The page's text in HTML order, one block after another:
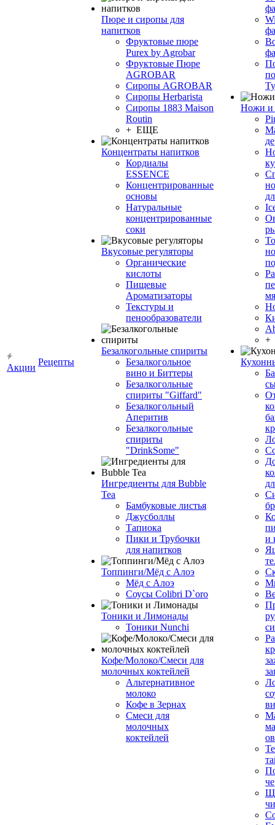
Акции
Рецепты
Пюре и сиропы для
напитков
Фруктовые пюре
Purex by Agrobar
Фруктовые Пюре
AGROBAR
Сиропы AGROBAR
Сиропы Herbarista
Сиропы 1883 Maison
Routin
+ ЕЩЕ
Концентраты напитков
Кордиалы
ESSENCE
Концентрированные
основы
Натуральные
концентрированные
соки
Вкусовые регуляторы
Органические
кислоты
Пищевые
Ароматизаторы
Текстуры и
пенообразователи
Безалкогольные спириты
Безалкогольное
вино и Биттеры
Безалкогольные
спириты "Giffard"
Безалкогольный
Аперитив
Безалкогольные
спириты
"DrinkSome"
Ингредиенты для Bubble
Tea
Бамбуковые листья
Джусболлы
Тапиока
Пики и Трубочки
для напитков
Топпинги/Мёд с Алоэ
Мёд с Алоэ
Соусы Colibri D`oro
Тоники и Лимонады
Тоники Nunchi
Кофе/Молоко/Смеси для
молочных коктейлей
Альтернативное
молоко
Кофе в Зернах
Смеси для
молочных
коктейлей
Ножи и
+
и